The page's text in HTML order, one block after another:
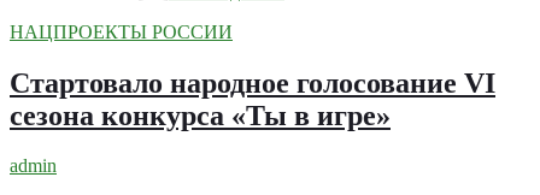
НАЦПРОЕКТЫ РОССИИ
Стартовало народное голосование VI
сезона конкурса «Ты в игре»
admin